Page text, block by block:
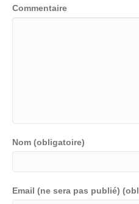
Commentaire
Nom (obligatoire)
Email (ne sera pas publié)